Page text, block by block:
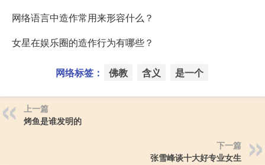
网络语言中造作常用来形容什么？
女星在娱乐圈的造作行为有哪些？
网络标签： 佛教 含义 是一个
上一篇
烤鱼是谁发明的
下一篇
张雪峰谈十大好专业女生